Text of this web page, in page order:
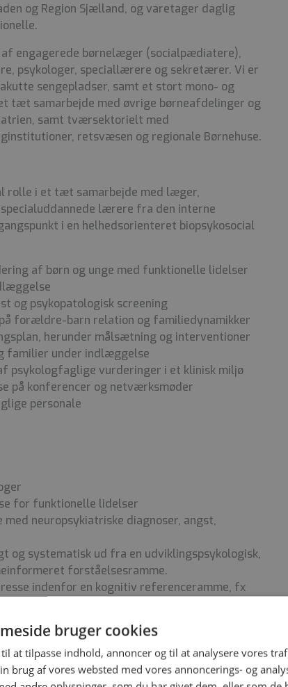
og Region Sjælland, og varetager daglig
engagerede børnelæger (socialpædiatere),
psykologer, speciallærere og sekretærer. Vi er
sengepladser, samt et stort mono- og
tæt samarbejde med øvrige børneafdelinger og
samt tværsektorielt med
retsvæsen og regionale Børnehuse.
rolle i et tæt samarbejde med læger,
lærere fra den interne
i en helhedsorienteret biopsykosocial
af børn og unge med funktionelle lidelser
og psykopatologisk screening
forældre-barn relation og familiedynamikker
herunder målsætning og interventioner
familier under indlæggelse
psykologfaglige vurderinger i et klinisk miljø
på konferencer og netværksmøder
personale
for funktionelle lidelser
neuropsykiatriske diagnoser, angst,
og systematisk ud fra en udviklingspsykologisk,
forståelsesramme.
indenfor en kognitiv referenceramme, fx
herunder kognitive tests
med evnen til selvstændig
af behandlingstilgange og arbejdsgange
bruger cookies
at tilpasse indhold, annoncer og til at analysere vores
brug af vores websted med vores annoncerings- og